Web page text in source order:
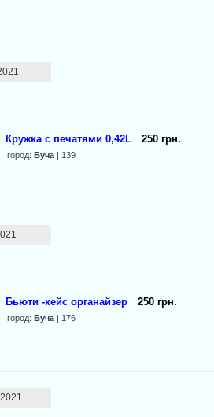
Кружка с печатями 0,42L 250 грн.
город: Буча| 139
Бьюти -кейс органайзер 250 грн.
город: Буча| 176